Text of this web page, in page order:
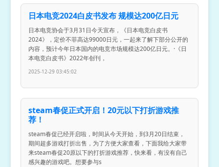
日本电竞2024白皮书发布 规模达200亿日元
日本电竞协会于3月31日今天宣布，《日本电竞白皮书
2024》，定价不菲高达99000日元，一起来了解下部分公开的
内容，预计今年日本国内的电竞市场规模达200亿日元。·《日
本电竞白皮书》2022年创刊，
2025-12-29 03:45:02
steam春促正式开启！20元以下打折游戏推
荐！
steam春促已经开启啦，时间从今天开始，到3月20日结束，
期间超多游戏打折出售，为了方便大家查看，下面我给大家带
来steam春促20原以下的打折游戏推荐，快来看，有没有自己
感兴趣的游戏吧。想要参与s